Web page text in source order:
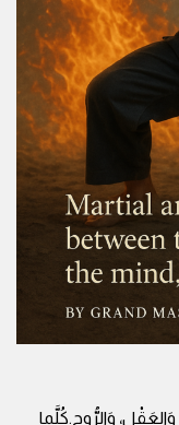
وَالرُّوحِ.كُلَّما